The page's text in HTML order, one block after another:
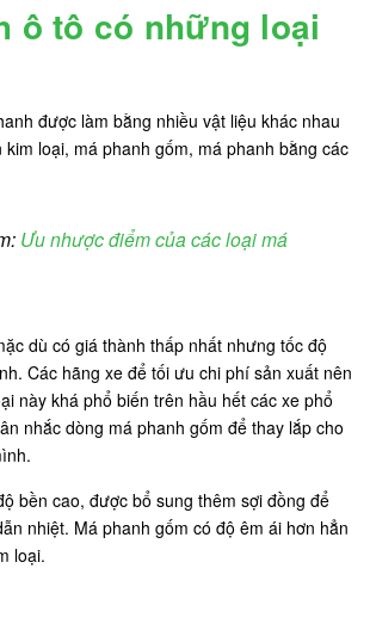
ô tô có những loại
được làm bằng nhiều vật liệu khác nhau
loại, má phanh gốm, má phanh bằng các
Ưu nhược điểm của các loại má
dù có giá thành thấp nhất nhưng tốc độ
Các hãng xe để tối ưu chi phí sản xuất nên
này khá phổ biến trên hầu hết các xe phổ
nhắc dòng má phanh gốm để thay lắp cho
bền cao, được bổ sung thêm sợi đồng để
nhiệt. Má phanh gốm có độ êm ái hơn hẳn
loại.